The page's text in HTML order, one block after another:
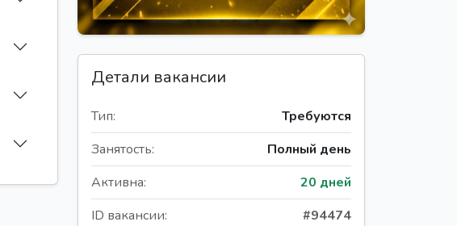
Детали вакансии
Тип:
Требуются
Занятость:
Полный день
Активна:
20 дней
ID вакансии:
#94474